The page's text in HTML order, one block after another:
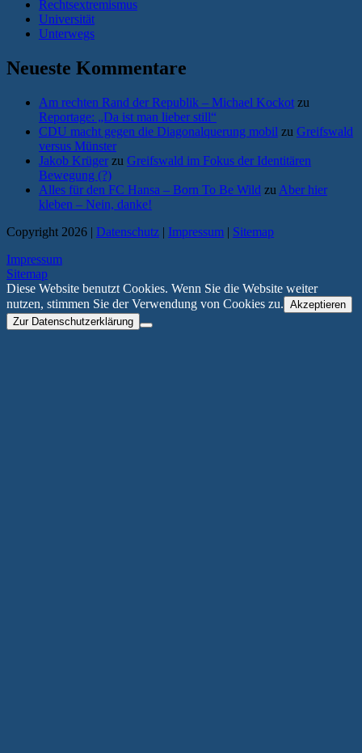
Rechtsextremismus
Universität
Unterwegs
Neueste Kommentare
Am rechten Rand der Republik – Michael Kockot zu
Reportage: „Da ist man lieber still“
CDU macht gegen die Diagonalquerung mobil zu Greifswald
versus Münster
Jakob Krüger zu Greifswald im Fokus der Identitären
Bewegung (?)
Alles für den FC Hansa – Born To Be Wild zu Aber hier
kleben – Nein, danke!
Copyright 2026 | Datenschutz | Impressum | Sitemap
Impressum
Sitemap
Diese Website benutzt Cookies. Wenn Sie die Website weiter
nutzen, stimmen Sie der Verwendung von Cookies zu. Akzeptieren
Zur Datenschutzerklärung